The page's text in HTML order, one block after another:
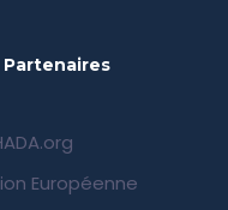
Partenaires
Européenne